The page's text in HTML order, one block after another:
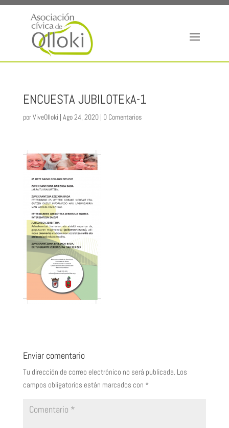
ENCUESTA JUBILOTEkA-1
porViveOlloki Ago 24, 2020| 0 Comentarios
Enviar comentario
Tu dirección de correo electrónico no será publicada. Los
campos obligatorios están marcados con *